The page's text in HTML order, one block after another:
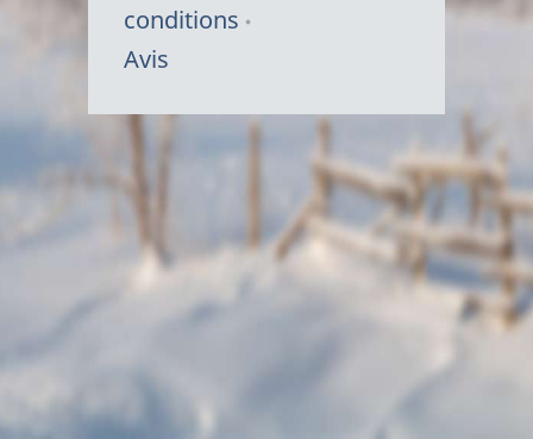
conditions
Avis
Symbole
Canada